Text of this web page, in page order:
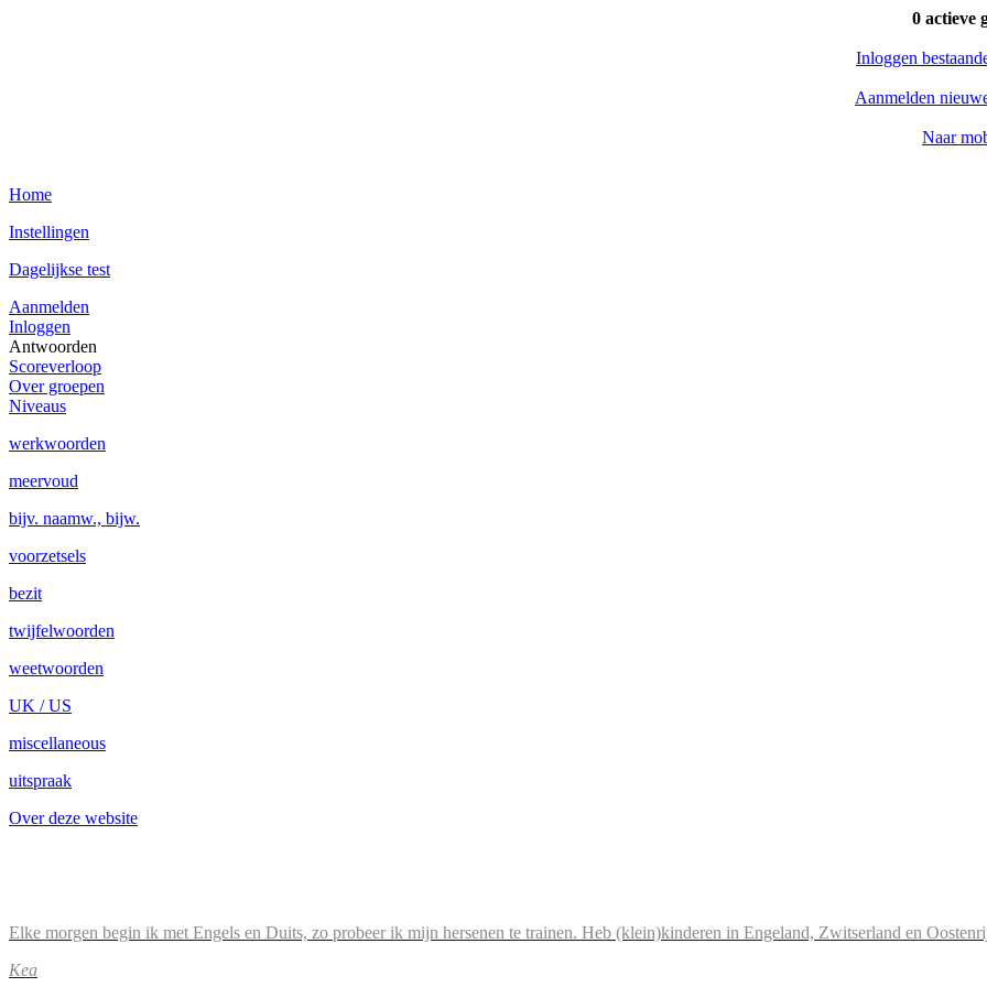
0 actieve
Inloggen
Aanmelden
Naar
Home
Instellingen
Dagelijkse test
Aanmelden
Inloggen
Antwoorden
Scoreverloop
Over groepen
Niveaus
werkwoorden
meervoud
bijv. naamw., bijw.
voorzetsels
bezit
twijfelwoorden
weetwoorden
UK / US
miscellaneous
uitspraak
Over deze website
Elke morgen begin ik met Engels en Duits, zo probeer ik mijn hersenen te trainen. Heb (klein)kinderen in Engeland, Zwitserland en
Kea